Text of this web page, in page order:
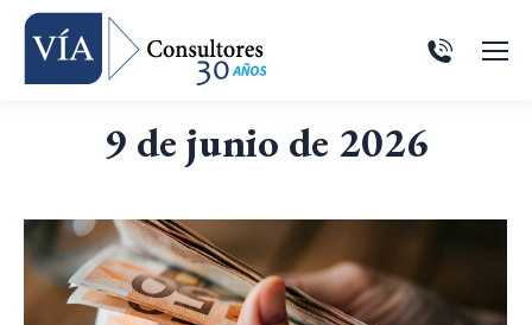
9 de junio de 2026